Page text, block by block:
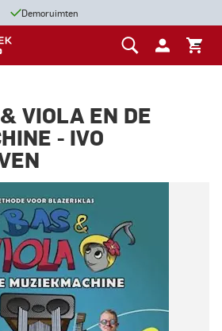
Demoruimten
VIOLA EN DE
- IVO